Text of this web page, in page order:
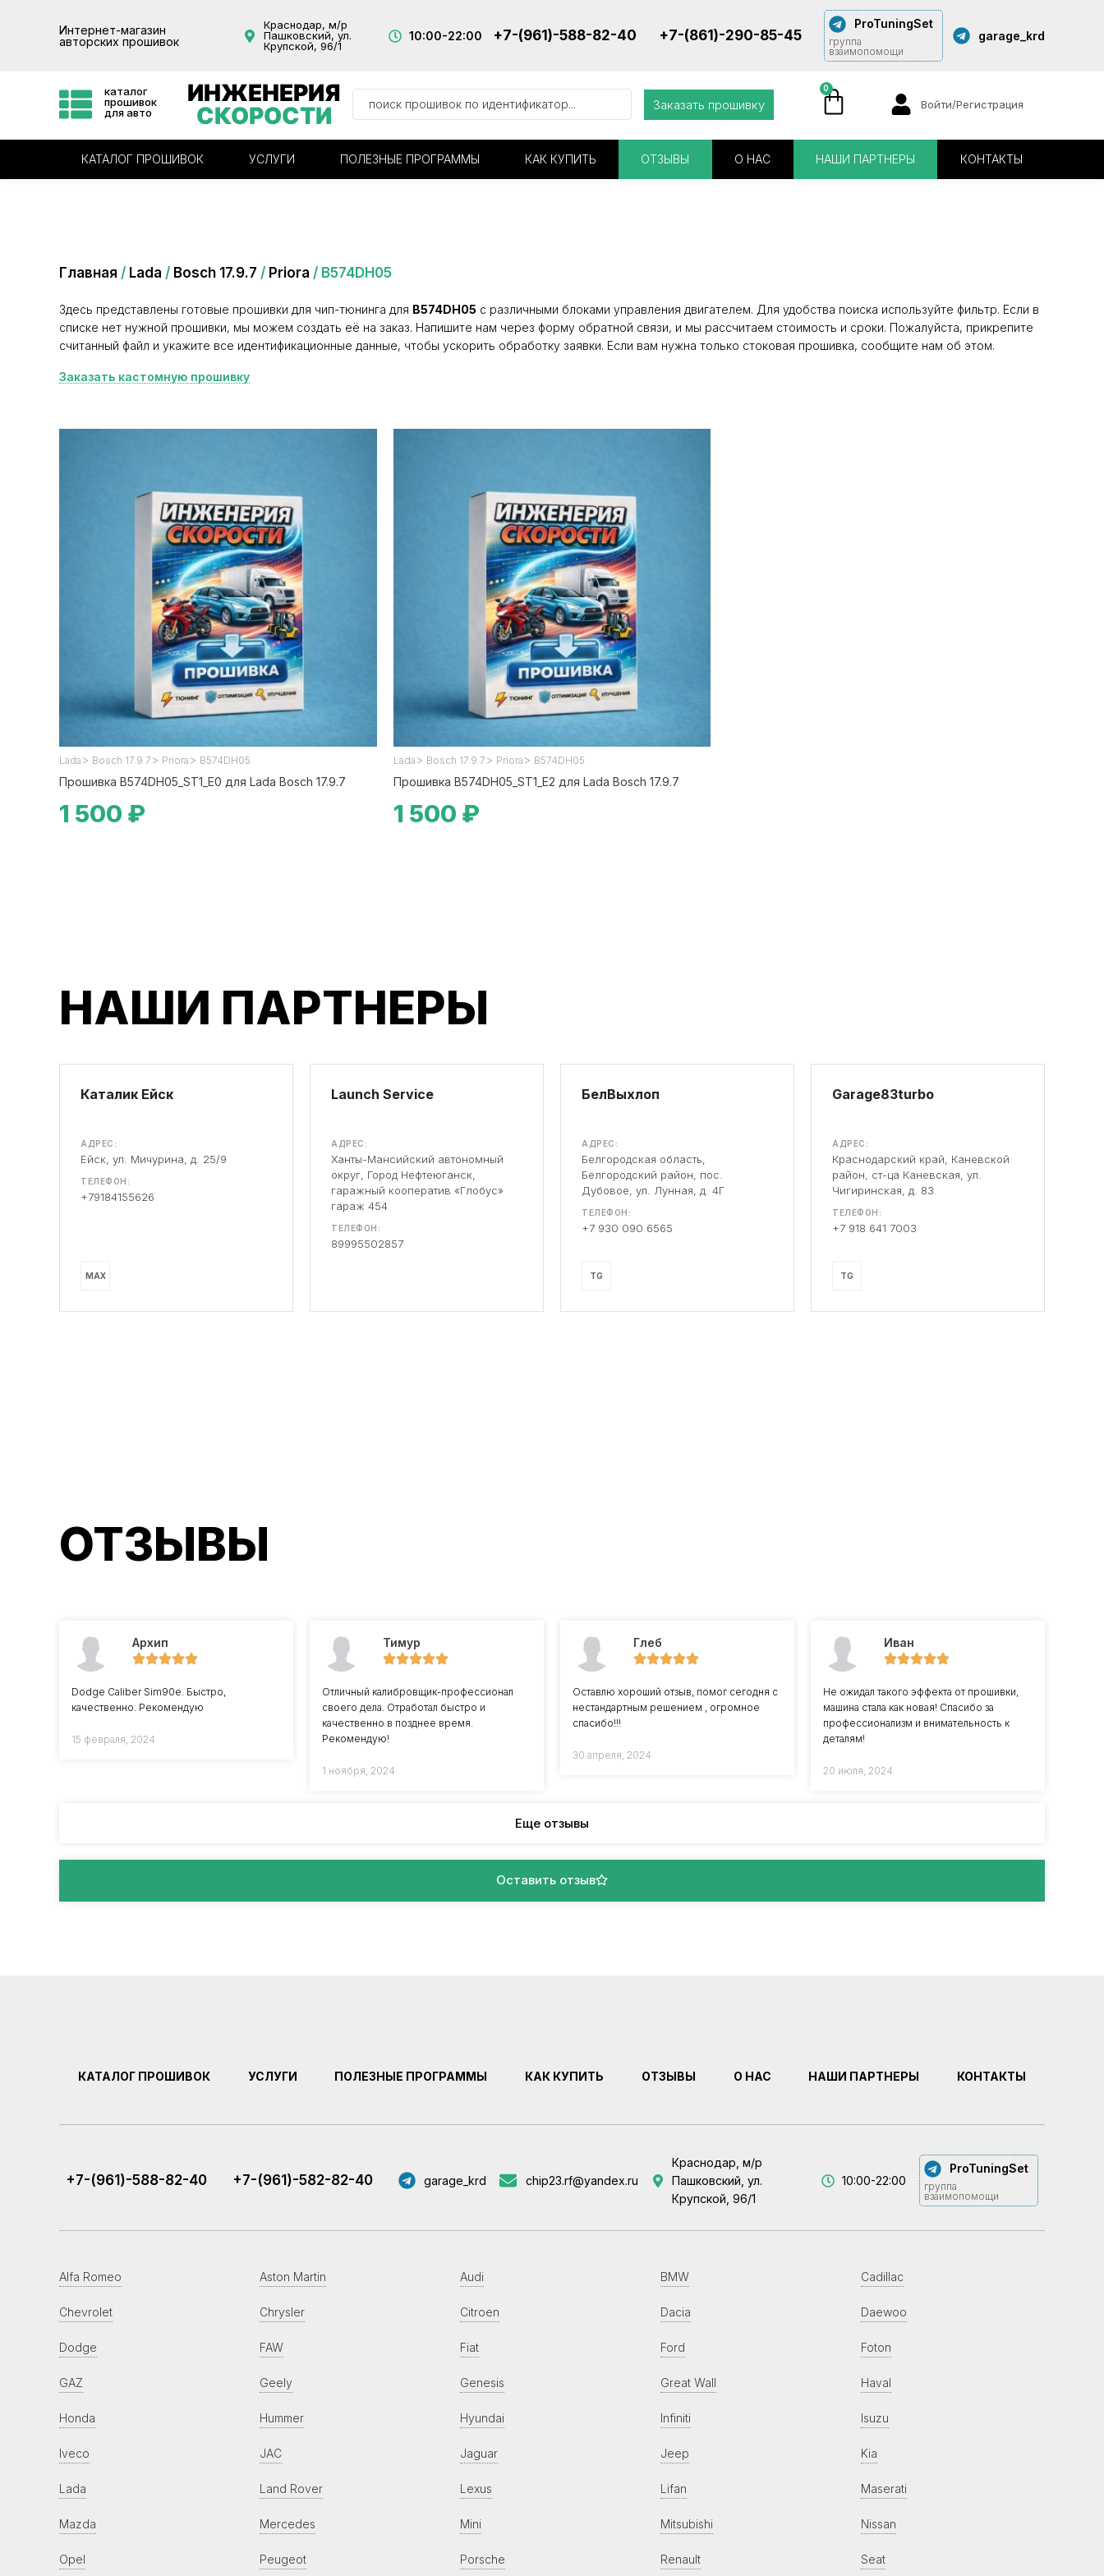
Интернет-магазин
авторских прошивок
Краснодар, м/р
Пашковский, ул.
Крупской, 96/1
10:00-22:00 +7-(961)-588-82-40 +7-(861)-290-85-45
ProTuningSet
группа
взаимопомощи
garage_krd
каталог
прошивок
для авто
ИНЖЕНЕРИЯ
СКОРОСТИ
Заказать прошивку
0
Войти/Регистрация
КАТАЛОГ ПРОШИВОК УСЛУГИ ПОЛЕЗНЫЕ ПРОГРАММЫ КАК КУПИТЬ ОТЗЫВЫ О НАС НАШИ ПАРТНЕРЫ КОНТАКТЫ
Главная / Lada / Bosch 17.9.7 / Priora / B574DH05
Здесь представлены готовые прошивки для чип-тюнинга для B574DH05 с различными блоками управления двигателем. Для удобства поиска используйте фильтр. Если в
списке нет нужной прошивки, мы можем создать её на заказ. Напишите нам через форму обратной связи, и мы рассчитаем стоимость и сроки. Пожалуйста, прикрепите
считанный файл и укажите все идентификационные данные, чтобы ускорить обработку заявки. Если вам нужна только стоковая прошивка, сообщите нам об этом.
Заказать кастомную прошивку
Lada > Bosch 17.9.7 > Priora > B574DH05
Прошивка B574DH05_ST1_E0 для Lada Bosch 17.9.7
1 500 ₽
Lada > Bosch 17.9.7 > Priora > B574DH05
Прошивка B574DH05_ST1_E2 для Lada Bosch 17.9.7
1 500 ₽
НАШИ ПАРТНЕРЫ
Каталик Ейск
АДРЕС:
Ейск, ул. Мичурина, д. 25/9
ТЕЛЕФОН:
+79184155626
MAX
Launch Service
АДРЕС:
Ханты-Мансийский автономный
округ, Город Нефтеюганск,
гаражный кооператив «Глобус»
гараж 454
ТЕЛЕФОН:
89995502857
БелВыхлоп
АДРЕС:
Белгородская область,
Белгородский район, пос.
Дубовое, ул. Лунная, д. 4Г
ТЕЛЕФОН:
+7 930 090 6565
TG
Garage83turbo
АДРЕС:
Краснодарский край, Каневской
район, ст-ца Каневская, ул.
Чигиринская, д. 83
ТЕЛЕФОН:
+7 918 641 7003
TG
ОТЗЫВЫ
Архип
Dodge Caliber Sim90e. Быстро,
качественно. Рекомендую
15 февраля, 2024
Тимур
Отличный калибровщик-профессионал
своего дела. Отработал быстро и
качественно в позднее время.
Рекомендую!
1 ноября, 2024
Глеб
Оставлю хороший отзыв, помог сегодня с
нестандартным решением , огромное
спасибо!!!
30 апреля, 2024
Иван
Не ожидал такого эффекта от прошивки,
машина стала как новая! Спасибо за
профессионализм и внимательность к
деталям!
20 июля, 2024
Еще отзывы
Оставить отзыв
КАТАЛОГ ПРОШИВОК УСЛУГИ ПОЛЕЗНЫЕ ПРОГРАММЫ КАК КУПИТЬ ОТЗЫВЫ О НАС НАШИ ПАРТНЕРЫ КОНТАКТЫ
+7-(961)-588-82-40 +7-(961)-582-82-40 garage_krd chip23.rf@yandex.ru
Краснодар, м/р
Пашковский, ул.
Крупской, 96/1
10:00-22:00
ProTuningSet
группа
взаимопомощи
Alfa Romeo Aston Martin Audi BMW Cadillac
Chevrolet Chrysler Citroen Dacia Daewoo
Dodge FAW Fiat Ford Foton
GAZ Geely Genesis Great Wall Haval
Honda Hummer Hyundai Infiniti Isuzu
Iveco JAC Jaguar Jeep Kia
Lada Land Rover Lexus Lifan Maserati
Mazda Mercedes Mini Mitsubishi Nissan
Opel Peugeot Porsche Renault Seat